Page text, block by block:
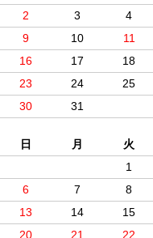
2
3 4
9
10 11
16
17 18
23
24 25
30
31
日
月 火
1
6
7 8
13
14 15
20
21 22